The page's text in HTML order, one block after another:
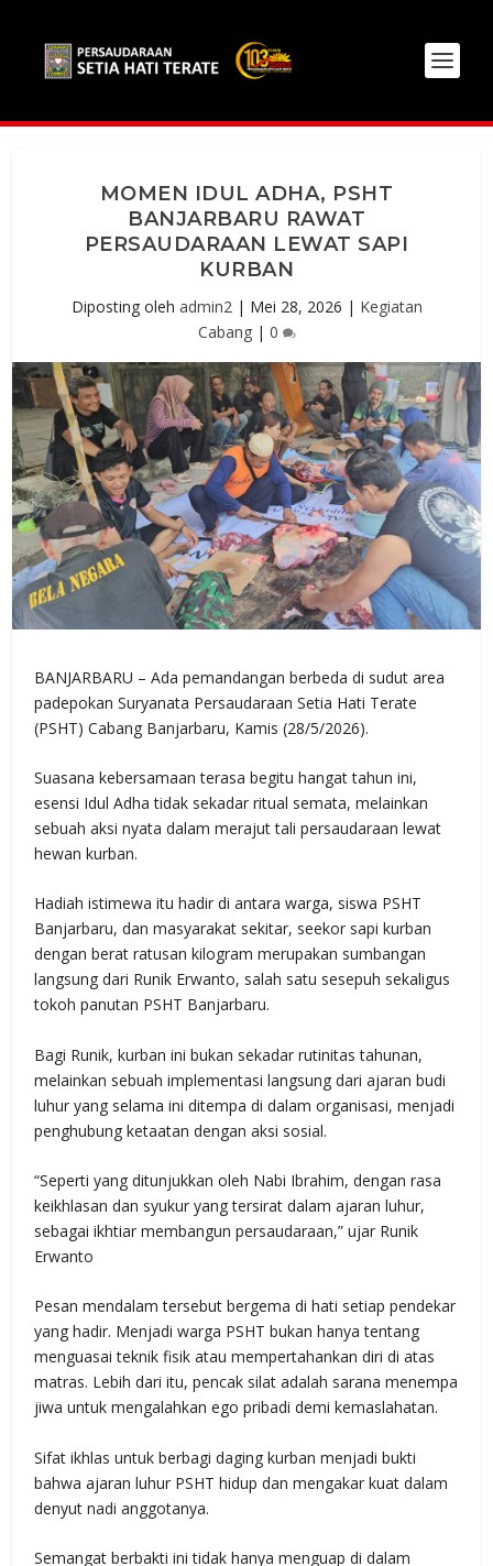
MOMEN IDUL ADHA, PSHT
BANJARBARU RAWAT
PERSAUDARAAN LEWAT SAPI
KURBAN
Diposting oleh admin2| Mei 28, 2026 | Kegiatan
Cabang| 0
BANJARBARU – Ada pemandangan berbeda di sudut area
padepokan Suryanata Persaudaraan Setia Hati Terate
(PSHT) Cabang Banjarbaru, Kamis (28/5/2026).
Suasana kebersamaan terasa begitu hangat tahun ini,
esensi Idul Adha tidak sekadar ritual semata, melainkan
sebuah aksi nyata dalam merajut tali persaudaraan lewat
hewan kurban.
Hadiah istimewa itu hadir di antara warga, siswa PSHT
Banjarbaru, dan masyarakat sekitar, seekor sapi kurban
dengan berat ratusan kilogram merupakan sumbangan
langsung dari Runik Erwanto, salah satu sesepuh sekaligus
tokoh panutan PSHT Banjarbaru.
Bagi Runik, kurban ini bukan sekadar rutinitas tahunan,
melainkan sebuah implementasi langsung dari ajaran budi
luhur yang selama ini ditempa di dalam organisasi, menjadi
penghubung ketaatan dengan aksi sosial.
“Seperti yang ditunjukkan oleh Nabi Ibrahim, dengan rasa
keikhlasan dan syukur yang tersirat dalam ajaran luhur,
sebagai ikhtiar membangun persaudaraan,” ujar Runik
Erwanto
Pesan mendalam tersebut bergema di hati setiap pendekar
yang hadir. Menjadi warga PSHT bukan hanya tentang
menguasai teknik fisik atau mempertahankan diri di atas
matras. Lebih dari itu, pencak silat adalah sarana menempa
jiwa untuk mengalahkan ego pribadi demi kemaslahatan.
Sifat ikhlas untuk berbagi daging kurban menjadi bukti
bahwa ajaran luhur PSHT hidup dan mengakar kuat dalam
denyut nadi anggotanya.
Semangat berbakti ini tidak hanya menguap di dalam